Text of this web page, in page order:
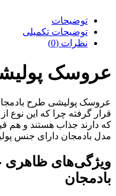
توضیحات
توضیحات تکمیلی
نظرات (0)
عروسک
عروسک پولیشی طرح
قرار گرفته چرا که این
که دارند جذاب هستند و هم
مدل بادمجان دارای جنس
ویژگی‌های ظاهری
بادمجان